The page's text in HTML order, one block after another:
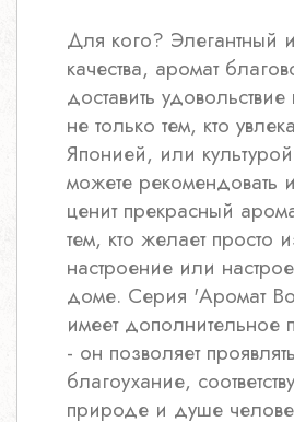
Для кого? Элегантный
качества, аромат
доставить
не только тем, кто
Японией, или
можете рекомендовать
ценит прекрасный
тем, кто желает просто
настроение или
доме. Серия 'Аромат
имеет дополнительное
- он позволяет проявлять
благоухание,
природе и душе